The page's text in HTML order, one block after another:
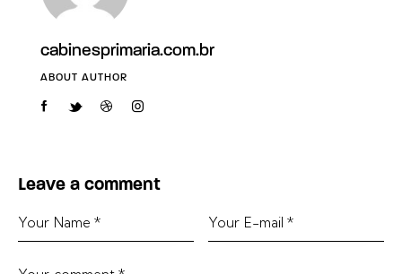
cabinesprimaria.com.br
ABOUT AUTHOR
Leave a comment